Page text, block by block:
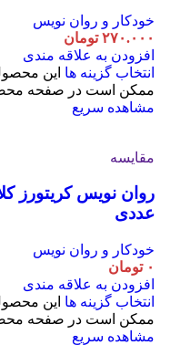
خودکار و روان نویس
۲۷۰.۰۰۰ تومان
افزودن به علاقه مندی
انتخاب گزینه ها این
ممکن است در صفحه
مشاهده سریع
مقایسه
عددی
خودکار و روان نویس
۰ تومان
افزودن به علاقه مندی
انتخاب گزینه ها این
ممکن است در صفحه
مشاهده سریع